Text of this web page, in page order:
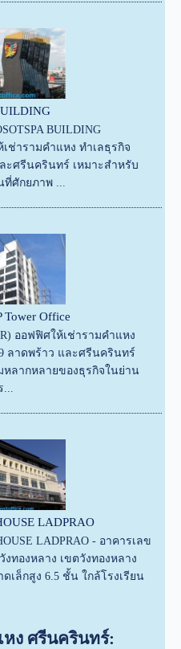
BUILDING
ช่ารามคำแหง ทำเลธุรกิจ
ะศรีนครินทร์ เหมาะสำหรับ
ที่ศักยภาพ ...
Office
ออฟฟิศให้เช่ารามคำแหง
ลาดพร้าว และศรีนครินทร์
หลากหลายของธุรกิจในย่าน
...
LADPRAO
LADPRAO - อาคารเลข
ทองหลาง เขตวังทองหลาง
เล็กสูง 6.5 ชั้น ใกล้โรงเรียน
ง ศรีนครินทร์: